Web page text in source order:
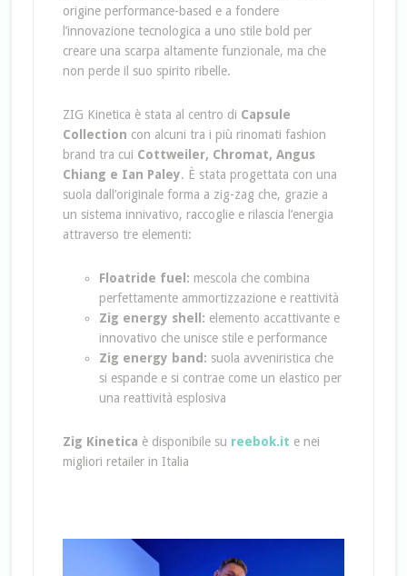
origine performance-based e a fondere
l’innovazione tecnologica a uno stile bold per
creare una scarpa altamente funzionale, ma che
non perde il suo spirito ribelle.
ZIG Kinetica è stata al centro di Capsule
Collection con alcuni tra i più rinomati fashion
brand tra cui Cottweiler, Chromat, Angus
Chiang e Ian Paley. È stata progettata con una
suola dall’originale forma a zig-zag che, grazie a
un sistema innivativo, raccoglie e rilascia l’energia
attraverso tre elementi:
Floatride fuel: mescola che combina
perfettamente ammortizzazione e reattività
Zig energy shell: elemento accattivante e
innovativo che unisce stile e performance
Zig energy band: suola avveniristica che
si espande e si contrae come un elastico per
una reattività esplosiva
Zig Kinetica è disponibile su reebok.it e nei
migliori retailer in Italia